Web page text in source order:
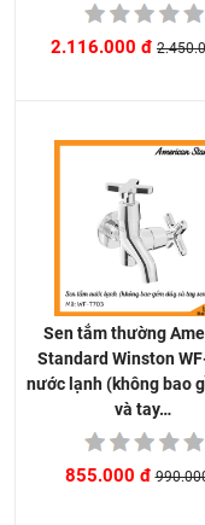
2.116.000 đ
Sen tắm thường
Standard Winston
nước lạnh (không bao
và tay…
855.000 đ